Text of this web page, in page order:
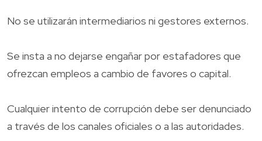
No se utilizarán intermediarios ni gestores externos.
Se insta a no dejarse engañar por estafadores que
ofrezcan empleos a cambio de favores o capital.
Cualquier intento de corrupción debe ser denunciado
a través de los canales oficiales o a las autoridades.